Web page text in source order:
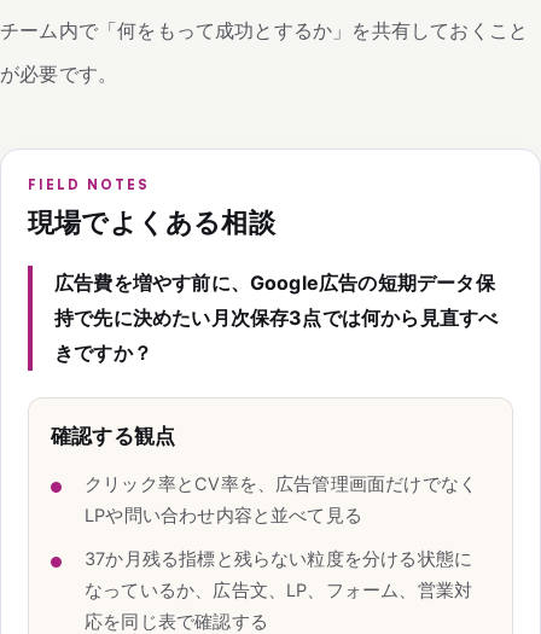
チーム内で「何をもって成功とするか」を共有しておくこと
が必要です。
FIELD NOTES
現場でよくある相談
広告費を増やす前に、Google広告の短期データ保
持で先に決めたい月次保存3点では何から見直すべ
きですか？
確認する観点
クリック率とCV率を、広告管理画面だけでなく
LPや問い合わせ内容と並べて見る
37か月残る指標と残らない粒度を分ける状態に
なっているか、広告文、LP、フォーム、営業対
応を同じ表で確認する